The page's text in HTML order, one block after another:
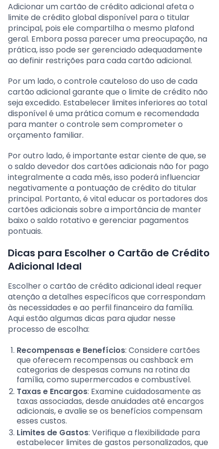
Adicionar um cartão de crédito adicional afeta o
limite de crédito global disponível para o titular
principal, pois ele compartilha o mesmo plafond
geral. Embora possa parecer uma preocupação, na
prática, isso pode ser gerenciado adequadamente
ao definir restrições para cada cartão adicional.
Por um lado, o controle cauteloso do uso de cada
cartão adicional garante que o limite de crédito não
seja excedido. Estabelecer limites inferiores ao total
disponível é uma prática comum e recomendada
para manter o controle sem comprometer o
orçamento familiar.
Por outro lado, é importante estar ciente de que, se
o saldo devedor dos cartões adicionais não for pago
integralmente a cada mês, isso poderá influenciar
negativamente a pontuação de crédito do titular
principal. Portanto, é vital educar os portadores dos
cartões adicionais sobre a importância de manter
baixo o saldo rotativo e gerenciar pagamentos
pontuais.
Dicas para Escolher o Cartão de Crédito
Adicional Ideal
Escolher o cartão de crédito adicional ideal requer
atenção a detalhes específicos que correspondam
às necessidades e ao perfil financeiro da família.
Aqui estão algumas dicas para ajudar nesse
processo de escolha:
Recompensas e Benefícios: Considere cartões
que oferecem recompensas ou cashback em
categorias de despesas comuns na rotina da
família, como supermercados e combustível.
Taxas e Encargos: Examine cuidadosamente as
taxas associadas, desde anuidades até encargos
adicionais, e avalie se os benefícios compensam
esses custos.
Limites de Gastos: Verifique a flexibilidade para
estabelecer limites de gastos personalizados, que